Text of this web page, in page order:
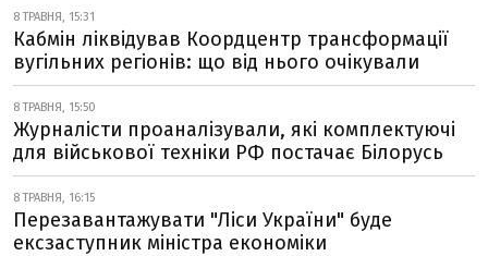
8 ТРАВНЯ, 15:31
Кабмін ліквідував Коордцентр трансформації
вугільних регіонів: що від нього очікували
8 ТРАВНЯ, 15:50
Журналісти проаналізували, які комплектуючі
для військової техніки РФ постачає Білорусь
8 ТРАВНЯ, 16:15
Перезавантажувати "Ліси України" буде
ексзаступник міністра економіки